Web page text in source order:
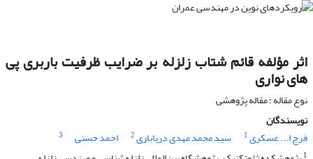
اثر مؤلفه قائم شتاب زلزله بر ضرایب ظرفیت باربری پی
های نواری
نوع مقاله : مقاله پژوهشی
نویسندگان
فرج ا... عسکری1 سید محمد مهدی دریاباری2 احمد حسنی
3
1